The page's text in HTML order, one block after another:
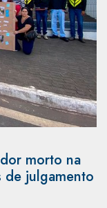
morto na
de julgamento